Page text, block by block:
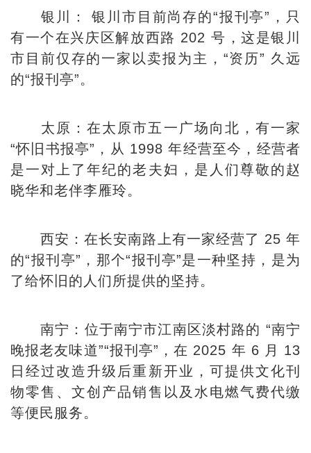
银川： 银川市目前尚存的“报刊亭”，只
有一个在兴庆区解放西路 202 号，这是银川
市目前仅存的一家以卖报为主，“资历” 久远
的“报刊亭”。
太原：在太原市五一广场向北，有一家
“怀旧书报亭”，从 1998 年经营至今，经营者
是一对上了年纪的老夫妇，是人们尊敬的赵
晓华和老伴李雁玲。
西安：在长安南路上有一家经营了 25 年
的“报刊亭”，那个“报刊亭”是一种坚持，是为
了给怀旧的人们所提供的坚持。
南宁：位于南宁市江南区淡村路的 “南宁
晚报老友味道”“报刊亭”，在 2025 年 6 月 13
日经过改造升级后重新开业，可提供文化刊
物零售、文创产品销售以及水电燃气费代缴
等便民服务。